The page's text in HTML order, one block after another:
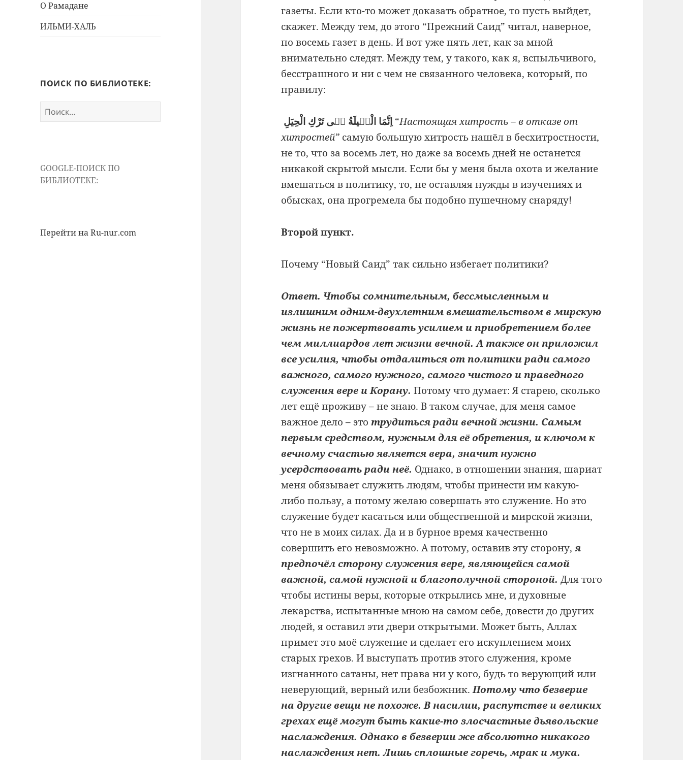
О Рамадане
ИЛЬМИ-ХАЛЬ
ПОИСК ПО БИБЛИОТЕКЕ:
Найти:
GOOGLE-ПОИСК ПО
БИБЛИОТЕКЕ:
Перейти на Ru-nur.com
газеты. Если кто-то может доказать обратное, то пусть выйдет,
скажет. Между тем, до этого “Прежний Саид” читал, наверное,
по восемь газет в день. И вот уже пять лет, как за мной
внимательно следят. Между тем, у такого, как я, вспыльчивого,
бесстрашного и ни с чем не связанного человека, который, по
правилу:
“Настоящая хитрость – в отказе от
хитростей” самую большую хитрость нашёл в бесхитростности,
не то, что за восемь лет, но даже за восемь дней не останется
никакой скрытой мысли. Если бы у меня была охота и желание
вмешаться в политику, то, не оставляя нужды в изучениях и
обысках, она прогремела бы подобно пушечному снаряду!
Второй пункт.
Почему “Новый Саид” так сильно избегает политики?
Ответ. Чтобы сомнительным, бессмысленным и
излишним одним-двухлетним вмешательством в мирскую
жизнь не пожертвовать усилием и приобретением более
чем миллиардов лет жизни вечной. А также он приложил
все усилия, чтобы отдалиться от политики ради самого
важного, самого нужного, самого чистого и праведного
служения вере и Корану. Потому что думает: Я старею, сколько
лет ещё проживу – не знаю. В таком случае, для меня самое
важное дело – этотрудиться ради вечной жизни. Самым
первым средством, нужным для её обретения, и ключом к
вечному счастью является вера, значит нужно
усердствовать ради неё. Однако, в отношении знания, шариат
меня обязывает служить людям, чтобы принести им какую-
либо пользу, а потому желаю совершать это служение. Но это
служение будет касаться или общественной и мирской жизни,
что не в моих силах. Да и в бурное время качественно
совершить его невозможно. А потому, оставив эту сторону,я
предпочёл сторону служения вере, являющейся самой
важной, самой нужной и благополучной стороной. Для того
чтобы истины веры, которые открылись мне, и духовные
лекарства, испытанные мною на самом себе, довести до других
людей, я оставил эти двери открытыми. Может быть, Аллах
примет это моё служение и сделает его искуплением моих
старых грехов. И выступать против этого служения, кроме
изгнанного сатаны, нет права ни у кого, будь то верующий или
неверующий, верный или безбожник.Потому что безверие
на другие вещи не похоже. В насилии, распутстве и великих
грехах ещё могут быть какие-то злосчастные дьявольские
наслаждения. Однако в безверии же абсолютно никакого
наслаждения нет. Лишь сплошные горечь, мрак и мука.